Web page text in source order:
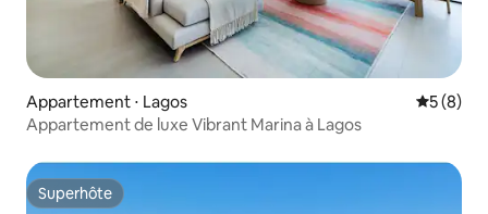
Appartement ⋅ Lagos
5 (8)
Appartement de luxe Vibrant Marina à Lagos
Superhôte
Superhôte